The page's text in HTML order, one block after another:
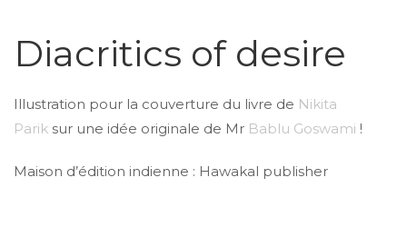
Diacritics of desire
Illustration pour la couverture du livre de Nikita
Parik sur une idée originale de Mr Bablu Goswami !
Maison d’édition indienne : Hawakal publisher